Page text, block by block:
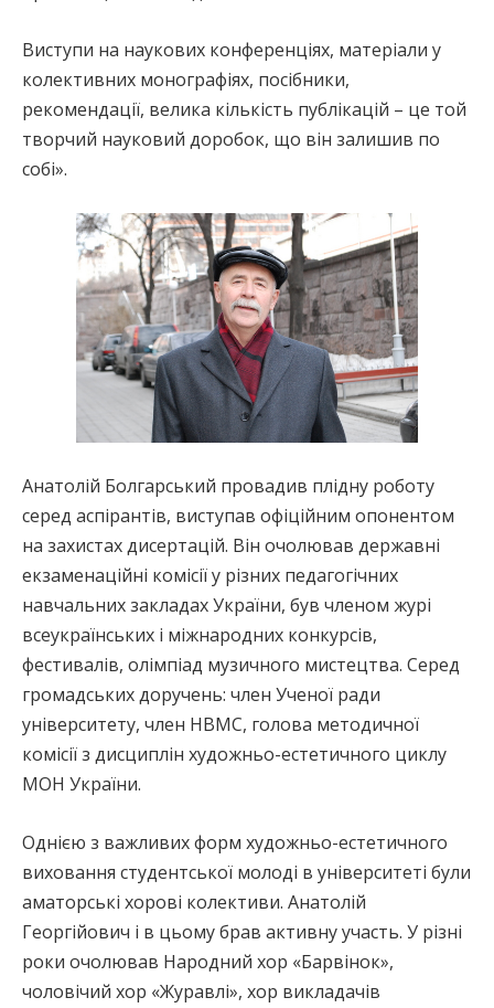
Виступи на наукових конференціях, матеріали у
колективних монографіях, посібники,
рекомендації, велика кількість публікацій – це той
творчий науковий доробок, що він залишив по
собі».
Анатолій Болгарський провадив плідну роботу
серед аспірантів, виступав офіційним опонентом
на захистах дисертацій. Він очолював державні
екзаменаційні комісії у різних педагогічних
навчальних закладах України, був членом журі
всеукраїнських і міжнародних конкурсів,
фестивалів, олімпіад музичного мистецтва. Серед
громадських доручень: член Ученої ради
університету, член НВМС, голова методичної
комісії з дисциплін художньо-естетичного циклу
МОН України.
Однією з важливих форм художньо-естетичного
виховання студентської молоді в університеті були
аматорські хорові колективи. Анатолій
Георгійович і в цьому брав активну участь. У різні
роки очолював Народний хор «Барвінок»,
чоловічий хор «Журавлі», хор викладачів